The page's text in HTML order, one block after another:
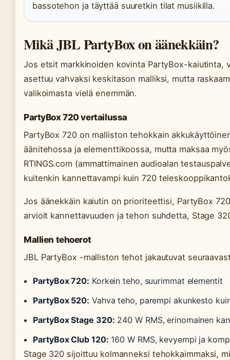
bassotehon ja täyttää suuretkin tilat musiikilla.
Mikä JBL PartyBox on äänekkäin?
Jos etsit markkinoiden kovinta PartyBox-kaiutinta,
asettuu vahvaksi keskitason malliksi, mutta
valikoimasta vielä enemmän.
PartyBox 720 vertailussa
PartyBox 720 on malliston tehokkain
äänitehossa ja elementtikoossa, mutta maksaa
RTINGS.com (ammattimainen audioalan
kuitenkin kannettavampi kuin 720
Jos äänekkäin kaiutin on prioriteettisi, PartyBox
arvioit kannettavuuden ja tehon suhdetta, Stage
Mallien tehoerot
JBL PartyBox -malliston tehot jakautuvat
PartyBox 720: Korkein teho, suurimmat elementit
PartyBox 520: Vahva teho, parempi akunkesto
PartyBox Stage 320: 240 W RMS, erinomainen
PartyBox Club 120: 160 W RMS, kevyempi ja
Stage 320 sijoittuu kolmanneksi tehokkaimmaksi,